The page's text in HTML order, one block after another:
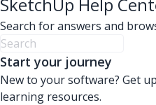
Search for answers and
Start your journey
New to your software? Get
learning resources.